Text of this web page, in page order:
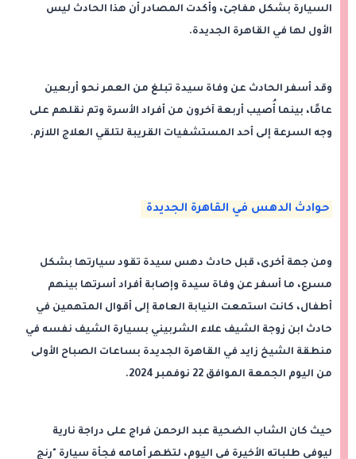
السيارة بشكل مفاجئ، وأكدت المصادر أن هذا الحادث ليس
الأول لها في القاهرة الجديدة.
وقد أسفر الحادث عن وفاة سيدة تبلغ من العمر نحو أربعين
عامًا، بينما أُصيب أربعة آخرون من أفراد الأسرة وتم نقلهم على
وجه السرعة إلى أحد المستشفيات القريبة لتلقي العلاج اللازم.
حوادث الدهس في القاهرة الجديدة
ومن جهة أخرى، قبل حادث دهس سيدة تقود سيارتها بشكل
مسرع، ما أسفر عن وفاة سيدة وإصابة أفراد أسرتها بينهم
أطفال، كانت استمعت النيابة العامة إلى أقوال المتهمين في
حادث ابن زوجة الشيف علاء الشربيني بسيارة الشيف نفسه في
منطقة الشيخ زايد في القاهرة الجديدة بساعات الصباح الأولى
من اليوم الجمعة الموافق 22 نوفمبر 2024.
حيث كان الشاب الضحية عبد الرحمن فراج على دراجة نارية
ليوفي طلباته الأخيرة في اليوم، لتظهر أمامه فجأة سيارة "رنج